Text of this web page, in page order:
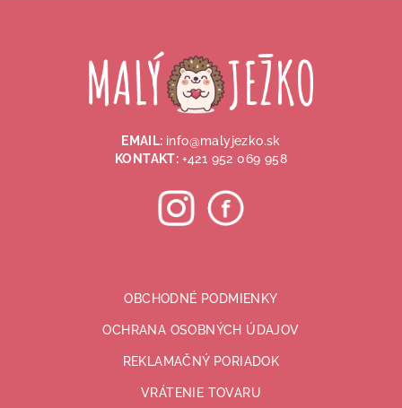
EMAIL: info@malyjezko.sk
KONTAKT: +421 952 069 958
OBCHODNÉ PODMIENKY
OCHRANA OSOBNÝCH ÚDAJOV
REKLAMAČNÝ PORIADOK
VRÁTENIE TOVARU